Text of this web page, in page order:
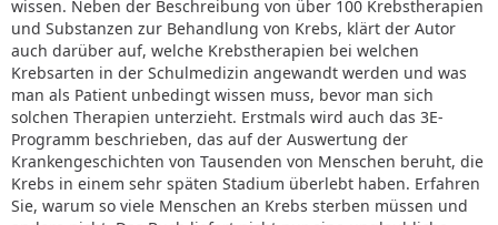
wissen. Neben der Beschreibung von über 100 Krebstherapien
und Substanzen zur Behandlung von Krebs, klärt der Autor
auch darüber auf, welche Krebstherapien bei welchen
Krebsarten in der Schulmedizin angewandt werden und was
man als Patient unbedingt wissen muss, bevor man sich
solchen Therapien unterzieht. Erstmals wird auch das 3E-
Programm beschrieben, das auf der Auswertung der
Krankengeschichten von Tausenden von Menschen beruht, die
Krebs in einem sehr späten Stadium überlebt haben. Erfahren
Sie, warum so viele Menschen an Krebs sterben müssen und